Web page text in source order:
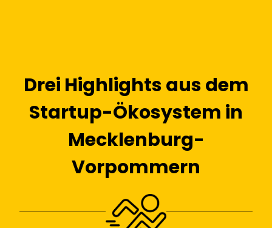
Drei Highlights aus dem
Startup-Ökosystem in
Mecklenburg-
Vorpommern